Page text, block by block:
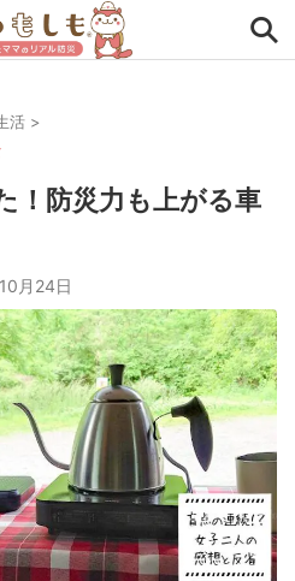
2次の備え まとめ
いつもしも
事前対策 住まい
台風 在宅避難 地震
小学生 幼児 座談会
企画 生理 発災直後
雨 赤ちゃん 避難前
活 >
！防災力も上がる車
月24日